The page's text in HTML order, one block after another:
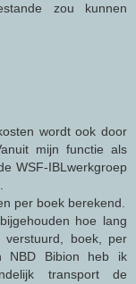
zou kunnen
wordt ook door
mijn functie als
WSF-IBLwerkgroep
per boek berekend.
hoe lang
boek, per
NBD Bibion heb ik
transport de